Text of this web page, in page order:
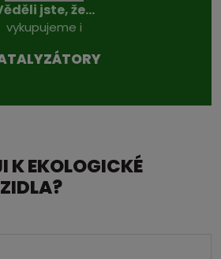
jste, že...
vykupujeme i
K EKOLOGICKÉ